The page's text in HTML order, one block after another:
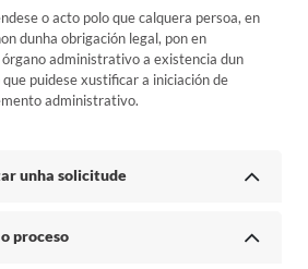
o acto polo que calquera persoa, en
dunha obrigación legal, pon en
administrativo a existencia dun
puidese xustificar a iniciación de
administrativo.
unha solicitude
proceso